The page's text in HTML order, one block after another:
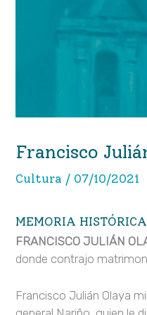
Francisco
Cultura / 07/10/2021
MEMORIA HISTÓRICA
FRANCISCO JULIÁN
donde contrajo
Francisco Julián Olaya